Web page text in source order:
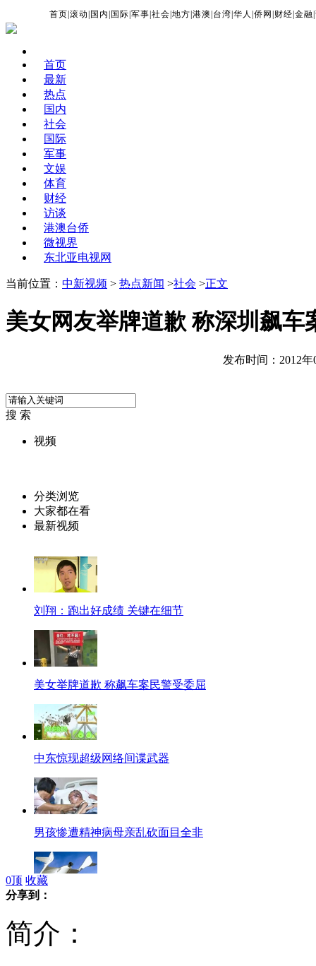
首页 |滚动 国内 国际 |军事 |社会 |地方 |港澳 台湾 |华人 |侨网 财经 |金融 |
首页
最新
热点
国内
社会
国际
军事
文娱
体育
财经
访谈
港澳台侨
微视界
东北亚电视网
当前位置： 中新视频 > 热点新闻 >社会 >正文
美女网友举牌道歉 称深圳飙车
发布时间：2012年
搜 索
视频
分类浏览
大家都在看
最新视频
刘翔：跑出好成绩 关键在细节
美女举牌道歉 称飙车案民警受委屈
中东惊现超级网络间谍武器
男孩惨遭精神病母亲乱砍面目全非
0顶 收藏
分享到：
简介：